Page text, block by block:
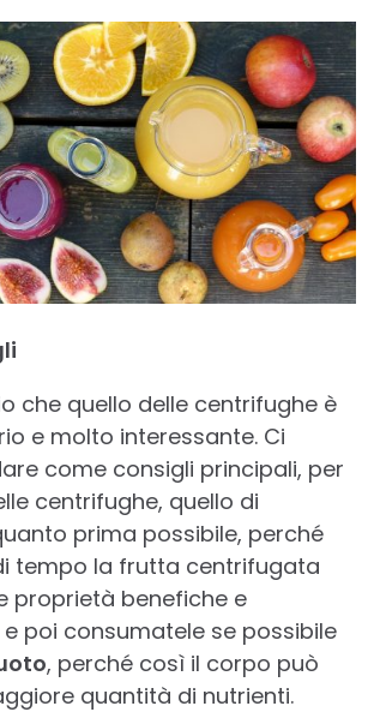
che quello delle centrifughe è
e molto interessante. Ci
come consigli principali, per
centrifughe, quello di
prima possibile, perché
tempo la frutta centrifugata
proprietà benefiche e
poi consumatele se possibile
, perché così il corpo può
quantità di nutrienti.